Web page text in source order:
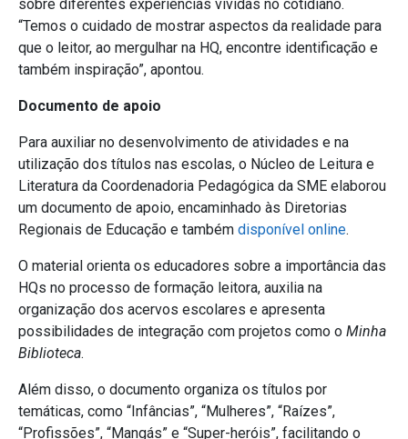
sobre diferentes experiências vividas no cotidiano.
“Temos o cuidado de mostrar aspectos da realidade para
que o leitor, ao mergulhar na HQ, encontre identificação e
também inspiração”, apontou.
Documento de apoio
Para auxiliar no desenvolvimento de atividades e na
utilização dos títulos nas escolas, o Núcleo de Leitura e
Literatura da Coordenadoria Pedagógica da SME elaborou
um documento de apoio, encaminhado às Diretorias
Regionais de Educação e também disponível online.
O material orienta os educadores sobre a importância das
HQs no processo de formação leitora, auxilia na
organização dos acervos escolares e apresenta
possibilidades de integração com projetos como o Minha
Biblioteca.
Além disso, o documento organiza os títulos por
temáticas, como “Infâncias”, “Mulheres”, “Raízes”,
“Profissões”, “Mangás” e “Super-heróis”, facilitando o